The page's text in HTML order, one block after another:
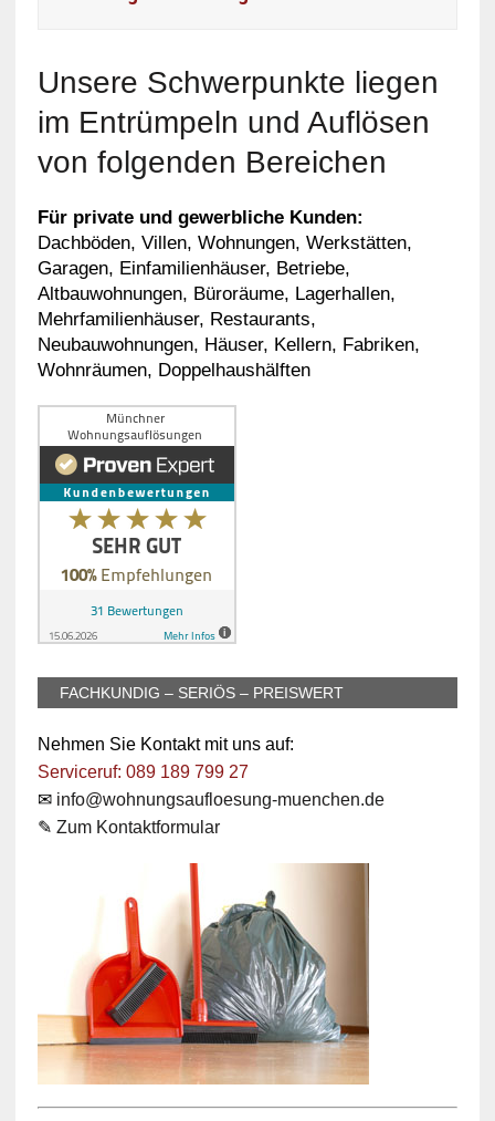
Unsere Schwerpunkte liegen
im Entrümpeln und Auflösen
von folgenden Bereichen
Für private und gewerbliche Kunden:
Dachböden, Villen, Wohnungen, Werkstätten,
Garagen, Einfamilienhäuser, Betriebe,
Altbauwohnungen, Büroräume, Lagerhallen,
Mehrfamilienhäuser, Restaurants,
Neubauwohnungen, Häuser, Kellern, Fabriken,
Wohnräumen, Doppelhaushälften
FACHKUNDIG – SERIÖS – PREISWERT
Nehmen Sie Kontakt mit uns auf:
Serviceruf: 089 189 799 27
✉ info@wohnungsaufloesung-muenchen.de
✎ Zum Kontaktformular